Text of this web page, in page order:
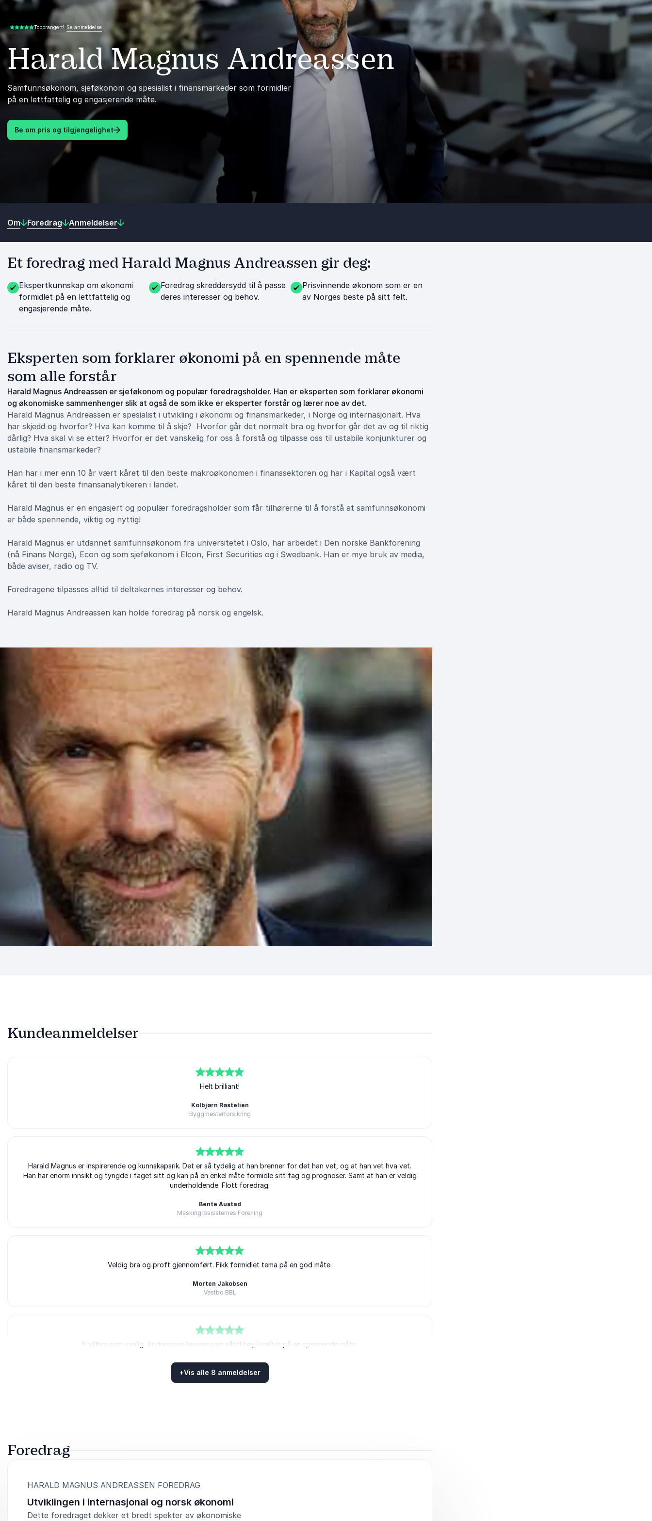
Harald Magnus Andreassen
Samfunnsøkonom, sjeføkonom og spesialist i finansmarkeder som formidler
på en lettfattelig og engasjerende måte.
Be om pris og tilgjengelighet
5.00 av 5Topprangert! Se anmeldelse
Firma eller organisasjon
Detaljer om ditt arrangement
Send forespørsel
Ring oss
911 16 989
Kolbjørn Røstelien
Byggmesterforsikring
Om Foredrag Anmeldelser
Et foredrag med Harald Magnus Andreassen gir deg:
Ekspertkunnskap om økonomi
formidlet på en lettfattelig og
engasjerende måte.
Foredrag skreddersydd til å passe
deres interesser og behov.
Prisvinnende økonom som er en
av Norges beste på sitt felt.
Eksperten som forklarer økonomi på en spennende måte
som alle forstår
Harald Magnus Andreassen er sjeføkonom og populær foredragsholder. Han er eksperten som forklarer økonomi
og økonomiske sammenhenger slik at også de som ikke er eksperter forstår og lærer noe av det.
Harald Magnus Andreassen er spesialist i utvikling i økonomi og finansmarkeder, i Norge og internasjonalt. Hva
har skjedd og hvorfor? Hva kan komme til å skje? Hvorfor går det normalt bra og hvorfor går det av og til riktig
dårlig? Hva skal vi se etter? Hvorfor er det vanskelig for oss å forstå og tilpasse oss til ustabile konjunkturer og
ustabile finansmarkeder?
Han har i mer enn 10 år vært kåret til den beste makroøkonomen i finanssektoren og har i Kapital også vært
kåret til den beste finansanalytikeren i landet.
Harald Magnus er en engasjert og populær foredragsholder som får tilhørerne til å forstå at samfunnsøkonomi
er både spennende, viktig og nyttig!
Harald Magnus er utdannet samfunnsøkonom fra universitetet i Oslo, har arbeidet i Den norske Bankforening
(nå Finans Norge), Econ og som sjeføkonom i Elcon, First Securities og i Swedbank. Han er mye bruk av media,
både aviser, radio og TV.
Foredragene tilpasses alltid til deltakernes interesser og behov.
Harald Magnus Andreassen kan holde foredrag på norsk og engelsk.
Kundeanmeldelser
Helt brilliant!
Kolbjørn Røstelien
Byggmesterforsikring
av5
Harald Magnus er inspirerende og kunnskapsrik. Det er så tydelig at han brenner for det han vet, og at han vet hva vet.
Han har enorm innsikt og tyngde i faget sitt og kan på en enkel måte formidle sitt fag og prognoser. Samt at han er veldig
underholdende. Flott foredrag.
Bente Austad
Maskingrosissternes Forening
Veldig bra og proft gjennomført. Fikk formidlet tema på en god måte.
Morten Jakobsen
Vestbo BBL
Knallbra som vanlig. Andreassen leverer som alltid høy kvalitet på en spennende måte.
Jan Olav Birkenhagen
Samfunnsviterne
av5 Vi har fått veldig gode tilbakemeldinger fra deltagerne.
+Vis alle 8 anmeldelser
Foredrag
HARALD MAGNUS ANDREASSEN FOREDRAG
Utviklingen i internasjonal og norsk økonomi
Dette foredraget dekker et bredt spekter av økonomiske